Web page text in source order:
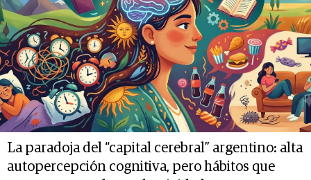
La paradoja del “capital cerebral” argentino: alta
autopercepción cognitiva, pero hábitos que